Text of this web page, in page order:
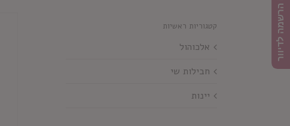
קטגוריות ראשיות
אלכוהול
חבילות שי
יינות
הרשמה לדיוור